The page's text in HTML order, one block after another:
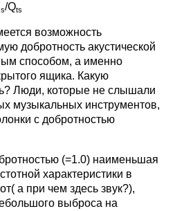
s/Qts
возможность
добротность акустической
способом, а именно
ящика. Какую
Люди, которые не слышали
музыкальных инструментов,
с добротностью
(=1.0) наименьшая
характеристики в
а при чем здесь звук?),
выброса на